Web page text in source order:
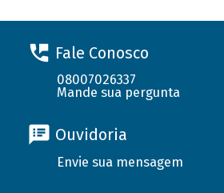
Fale Conosco
08007026337
Mande sua pergunta
Ouvidoria
Envie sua mensagem